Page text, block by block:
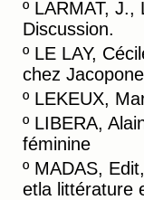
º LARMAT, J.,
Discussion.
º LE LAY,
chez
º LEKEUX,
º LIBERA,
féminine
º MADAS,
etla littérature